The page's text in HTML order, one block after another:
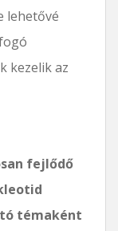
lehetővé
kezelik az
fejlődő
témaként